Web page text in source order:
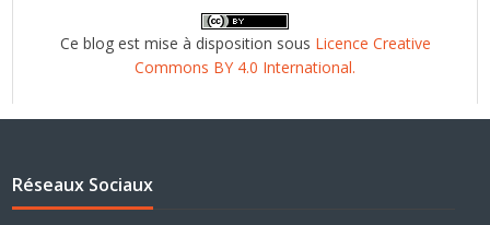
Ce blog est mise à disposition sous Licence Creative
Commons BY 4.0 International.
Réseaux Sociaux